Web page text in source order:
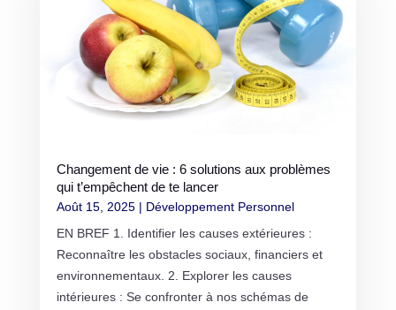
Changement de vie : 6 solutions aux problèmes
qui t’empêchent de te lancer
Août 15, 2025| Développement Personnel
EN BREF 1. Identifier les causes extérieures :
Reconnaître les obstacles sociaux, financiers et
environnementaux. 2. Explorer les causes
intérieures : Se confronter à nos schémas de